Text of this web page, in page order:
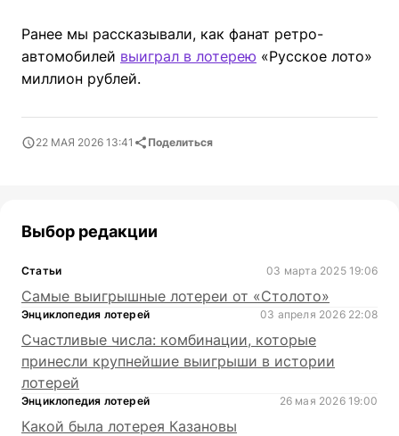
Ранее мы рассказывали, как фанат ретро-
автомобилей выиграл в лотерею «Русское лото»
миллион рублей.
22 МАЯ 2026 13:41 Поделиться
Выбор редакции
Статьи 03 марта 2025 19:06
Самые выигрышные лотереи от «Столото»
Энциклопедия лотерей 03 апреля 2026 22:08
Счастливые числа: комбинации, которые
принесли крупнейшие выигрыши в истории
лотерей
Энциклопедия лотерей 26 мая 2026 19:00
Какой была лотерея Казановы